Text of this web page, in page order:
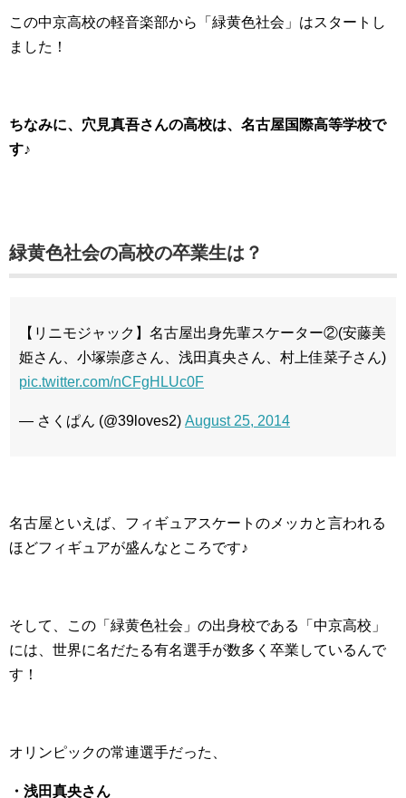
この中京高校の軽音楽部から「緑黄色社会」はスタートし
ました！
ちなみに、穴見真吾さんの高校は、名古屋国際高等学校で
す♪
緑黄色社会の高校の卒業生は？
【リニモジャック】名古屋出身先輩スケーター②(安藤美
姫さん、小塚崇彦さん、浅田真央さん、村上佳菜子さん)
pic.twitter.com/nCFgHLUc0F
— さくぱん (@39loves2) August 25, 2014
名古屋といえば、フィギュアスケートのメッカと言われる
ほどフィギュアが盛んなところです♪
そして、この「緑黄色社会」の出身校である「中京高校」
には、世界に名だたる有名選手が数多く卒業しているんで
す！
オリンピックの常連選手だった、
・浅田真央さん